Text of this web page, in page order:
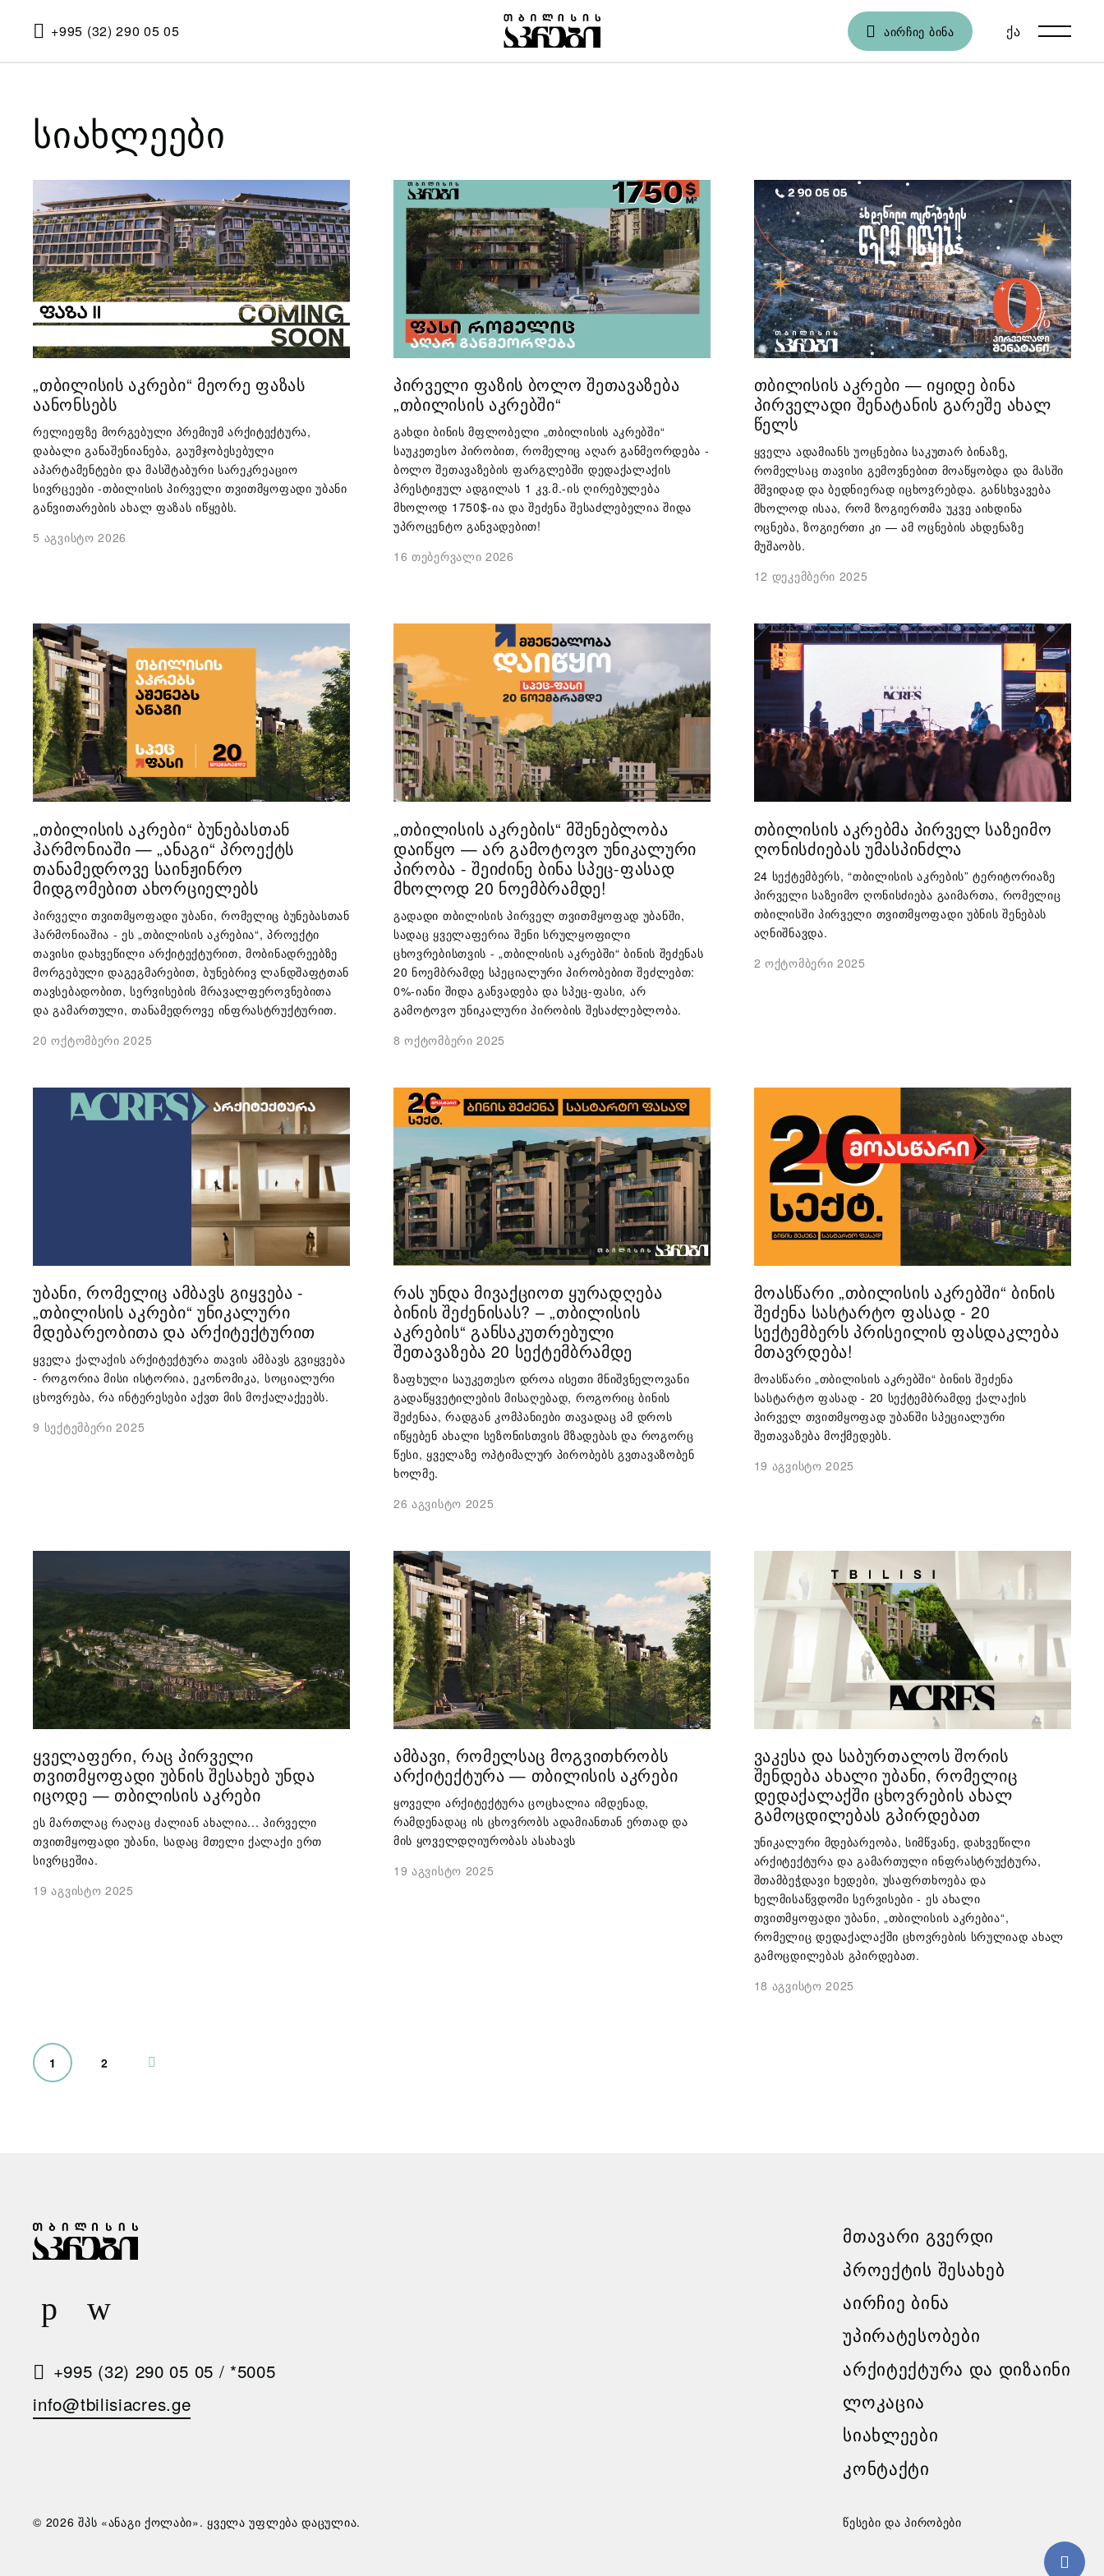
+995 (32) 290 05 05 ᲐᲘᲠᲩᲘᲔ ᲑᲘᲜᲐ ქა En
სიახლეები
„ᲗᲑᲘᲚᲘᲡᲘᲡ ᲐᲙᲠᲔᲑᲘ“ ᲛᲔᲝᲠᲔ ᲤᲐᲖᲐᲡ
ᲐᲐᲜᲝᲜᲡᲔᲑᲡ
რელიეფზე მორგებული პრემიუმ არქიტექტურა,
დაბალი განაშენიანება, გაუმჯობესებული
აპარტამენტები და მასშტაბური სარეკრეაციო
სივრცეები -თბილისის პირველი თვითმყოფადი უბანი
განვითარების ახალ ფაზას იწყებს.
5 აგვისტო 2026
ᲞᲘᲠᲕᲔᲚᲘ ᲤᲐᲖᲘᲡ ᲑᲝᲚᲝ ᲨᲔᲗᲐᲕᲐᲖᲔᲑᲐ
„ᲗᲑᲘᲚᲘᲡᲘᲡ ᲐᲙᲠᲔᲑᲨᲘ“
გახდი ბინის მფლობელი „თბილისის აკრებში“
საუკეთესო პირობით, რომელიც აღარ განმეორდება -
ბოლო შეთავაზების ფარგლებში დედაქალაქის
პრესტიჟულ ადგილას 1 კვ.მ.-ის ღირებულება
მხოლოდ 1750$-ია და შეძენა შესაძლებელია შიდა
უპროცენტო განვადებით!
16 თებერვალი 2026
ᲗᲑᲘᲚᲘᲡᲘᲡ ᲐᲙᲠᲔᲑᲘ — ᲘᲧᲘᲓᲔ ᲑᲘᲜᲐ
ᲞᲘᲠᲕᲔᲚᲐᲓᲘ ᲨᲔᲜᲐᲢᲐᲜᲘᲡ ᲒᲐᲠᲔᲨᲔ ᲐᲮᲐᲚ
ᲬᲔᲚᲡ
ყველა ადამიანს უოცნებია საკუთარ ბინაზე,
რომელსაც თავისი გემოვნებით მოაწყობდა და მასში
მშვიდად და ბედნიერად იცხოვრებდა. განსხვავება
მხოლოდ ისაა, რომ ზოგიერთმა უკვე აიხდინა
ოცნება, ზოგიერთი კი — ამ ოცნების ახდენაზე
მუშაობს.
12 დეკემბერი 2025
„ᲗᲑᲘᲚᲘᲡᲘᲡ ᲐᲙᲠᲔᲑᲘ“ ᲑᲣᲜᲔᲑᲐᲡᲗᲐᲜ
ᲰᲐᲠᲛᲝᲜᲘᲐᲨᲘ — „ᲐᲜᲐᲒᲘ“ ᲞᲠᲝᲔᲥᲢᲡ
ᲗᲐᲜᲐᲛᲔᲓᲠᲝᲕᲔ ᲡᲐᲘᲜᲟᲘᲜᲠᲝ
ᲛᲘᲓᲒᲝᲛᲔᲑᲘᲗ ᲐᲮᲝᲠᲪᲘᲔᲚᲔᲑᲡ
პირველი თვითმყოფადი უბანი, რომელიც ბუნებასთან
ჰარმონიაშია - ეს „თბილისის აკრებია“, პროექტი
თავისი დახვეწილი არქიტექტურით, მობინადრეებზე
მორგებული დაგეგმარებით, ბუნებრივ ლანდშაფტთან
თავსებადობით, სერვისების მრავალფეროვნებითა
და გამართული, თანამედროვე ინფრასტრუქტურით.
20 ოქტომბერი 2025
„ᲗᲑᲘᲚᲘᲡᲘᲡ ᲐᲙᲠᲔᲑᲘᲡ“ ᲛᲨᲔᲜᲔᲑᲚᲝᲑᲐ
ᲓᲐᲘᲬᲧᲝ — ᲐᲠ ᲒᲐᲛᲝᲢᲝᲕᲝ ᲣᲜᲘᲙᲐᲚᲣᲠᲘ
ᲞᲘᲠᲝᲑᲐ - ᲨᲔᲘᲫᲘᲜᲔ ᲑᲘᲜᲐ ᲡᲞᲔᲪ-ᲤᲐᲡᲐᲓ
ᲛᲮᲝᲚᲝᲓ 20 ᲜᲝᲔᲛᲑᲠᲐᲛᲓᲔ!
გადადი თბილისის პირველ თვითმყოფად უბანში,
სადაც ყველაფერია შენი სრულყოფილი
ცხოვრებისთვის - „თბილისის აკრებში“ ბინის შეძენას
20 ნოემბრამდე სპეციალური პირობებით შეძლებთ:
0%-იანი შიდა განვადება და სპეც-ფასი, არ
გამოტოვო უნიკალური პირობის შესაძლებლობა.
8 ოქტომბერი 2025
ᲗᲑᲘᲚᲘᲡᲘᲡ ᲐᲙᲠᲔᲑᲛᲐ ᲞᲘᲠᲕᲔᲚ ᲡᲐᲖᲔᲘᲛᲝ
ᲦᲝᲜᲘᲡᲫᲘᲔᲑᲐᲡ ᲣᲛᲐᲡᲞᲘᲜᲫᲚᲐ
24 სექტემბერს, “თბილისის აკრების” ტერიტორიაზე
პირველი საზეიმო ღონისძიება გაიმართა, რომელიც
თბილისში პირველი თვითმყოფადი უბნის შენებას
აღნიშნავდა.
2 ოქტომბერი 2025
ᲣᲑᲐᲜᲘ, ᲠᲝᲛᲔᲚᲘᲪ ᲐᲛᲑᲐᲕᲡ ᲒᲘᲧᲕᲔᲑᲐ -
„ᲗᲑᲘᲚᲘᲡᲘᲡ ᲐᲙᲠᲔᲑᲘ“ ᲣᲜᲘᲙᲐᲚᲣᲠᲘ
ᲛᲓᲔᲑᲐᲠᲔᲝᲑᲘᲗᲐ ᲓᲐ ᲐᲠᲥᲘᲢᲔᲥᲢᲣᲠᲘᲗ
ყველა ქალაქის არქიტექტურა თავის ამბავს გვიყვება
- როგორია მისი ისტორია, ეკონომიკა, სოციალური
ცხოვრება, რა ინტერესები აქვთ მის მოქალაქეებს.
9 სექტემბერი 2025
ᲠᲐᲡ ᲣᲜᲓᲐ ᲛᲘᲕᲐᲥᲪᲘᲝᲗ ᲧᲣᲠᲐᲓᲦᲔᲑᲐ
ᲑᲘᲜᲘᲡ ᲨᲔᲫᲔᲜᲘᲡᲐᲡ? – „ᲗᲑᲘᲚᲘᲡᲘᲡ
ᲐᲙᲠᲔᲑᲘᲡ“ ᲒᲐᲜᲡᲐᲙᲣᲗᲠᲔᲑᲣᲚᲘ
ᲨᲔᲗᲐᲕᲐᲖᲔᲑᲐ 20 ᲡᲔᲥᲢᲔᲛᲑᲠᲐᲛᲓᲔ
ზაფხული საუკეთესო დროა ისეთი მნიშვნელოვანი
გადაწყვეტილების მისაღებად, როგორიც ბინის
შეძენაა, რადგან კომპანიები თავადაც ამ დროს
იწყებენ ახალი სეზონისთვის მზადებას და როგორც
წესი, ყველაზე ოპტიმალურ პირობებს გვთავაზობენ
ხოლმე.
26 აგვისტო 2025
ᲛᲝᲐᲡᲬᲐᲠᲘ „ᲗᲑᲘᲚᲘᲡᲘᲡ ᲐᲙᲠᲔᲑᲨᲘ“ ᲑᲘᲜᲘᲡ
ᲨᲔᲫᲔᲜᲐ ᲡᲐᲡᲢᲐᲠᲢᲝ ᲤᲐᲡᲐᲓ - 20
ᲡᲔᲥᲢᲔᲛᲑᲔᲠᲡ ᲞᲠᲘᲡᲔᲘᲚᲘᲡ ᲤᲐᲡᲓᲐᲙᲚᲔᲑᲐ
ᲛᲗᲐᲕᲠᲓᲔᲑᲐ!
მოასწარი „თბილისის აკრებში“ ბინის შეძენა
სასტარტო ფასად - 20 სექტემბრამდე ქალაქის
პირველ თვითმყოფად უბანში სპეციალური
შეთავაზება მოქმედებს.
19 აგვისტო 2025
ᲧᲕᲔᲚᲐᲤᲔᲠᲘ, ᲠᲐᲪ ᲞᲘᲠᲕᲔᲚᲘ
ᲗᲕᲘᲗᲛᲧᲝᲤᲐᲓᲘ ᲣᲑᲜᲘᲡ ᲨᲔᲡᲐᲮᲔᲑ ᲣᲜᲓᲐ
ᲘᲪᲝᲓᲔ — ᲗᲑᲘᲚᲘᲡᲘᲡ ᲐᲙᲠᲔᲑᲘ
ეს მართლაც რაღაც ძალიან ახალია... პირველი
თვითმყოფადი უბანი, სადაც მთელი ქალაქი ერთ
სივრცეშია.
19 აგვისტო 2025
ᲐᲛᲑᲐᲕᲘ, ᲠᲝᲛᲔᲚᲡᲐᲪ ᲛᲝᲒᲕᲘᲗᲮᲠᲝᲑᲡ
ᲐᲠᲥᲘᲢᲔᲥᲢᲣᲠᲐ — ᲗᲑᲘᲚᲘᲡᲘᲡ ᲐᲙᲠᲔᲑᲘ
ყოველი არქიტექტურა ცოცხალია იმდენად,
რამდენადაც ის ცხოვრობს ადამიანთან ერთად და
მის ყოველდღიურობას ასახავს
19 აგვისტო 2025
ᲕᲐᲙᲔᲡᲐ ᲓᲐ ᲡᲐᲑᲣᲠᲗᲐᲚᲝᲡ ᲨᲝᲠᲘᲡ
ᲨᲔᲜᲓᲔᲑᲐ ᲐᲮᲐᲚᲘ ᲣᲑᲐᲜᲘ, ᲠᲝᲛᲔᲚᲘᲪ
ᲓᲔᲓᲐᲥᲐᲚᲐᲥᲨᲘ ᲪᲮᲝᲕᲠᲔᲑᲘᲡ ᲐᲮᲐᲚ
ᲒᲐᲛᲝᲪᲓᲘᲚᲔᲑᲐᲡ ᲒᲞᲘᲠᲓᲔᲑᲐᲗ
უნიკალური მდებარეობა, სიმწვანე, დახვეწილი
არქიტექტურა და გამართული ინფრასტრუქტურა,
შთამბეჭდავი ხედები, უსაფრთხოება და
ხელმისაწვდომი სერვისები - ეს ახალი
თვითმყოფადი უბანი, „თბილისის აკრებია“,
რომელიც დედაქალაქში ცხოვრების სრულიად ახალ
გამოცდილებას გპირდებათ.
18 აგვისტო 2025
1 2
Ა
Რ
Ი
Ს
Მ
Ო
Თ
Ვ
Ნ
+995 (32) 290 05 05 / *5005
info@tbilisiacres.ge
ᲛᲗᲐᲕᲐᲠᲘ ᲒᲕᲔᲠᲓᲘ
ᲞᲠᲝᲔᲥᲢᲘᲡ ᲨᲔᲡᲐᲮᲔᲑ
ᲐᲘᲠᲩᲘᲔ ᲑᲘᲜᲐ
ᲣᲞᲘᲠᲐᲢᲔᲡᲝᲑᲔᲑᲘ
ᲐᲠᲥᲘᲢᲔᲥᲢᲣᲠᲐ ᲓᲐ ᲓᲘᲖᲐᲘᲜᲘ
ᲚᲝᲙᲐᲪᲘᲐ
ᲡᲘᲐᲮᲚᲔᲔᲑᲘ
ᲙᲝᲜᲢᲐᲥᲢᲘ
© 2026 შპს «ანაგი ქოლაბი». ყველა უფლება დაცულია. წესები და პირობები